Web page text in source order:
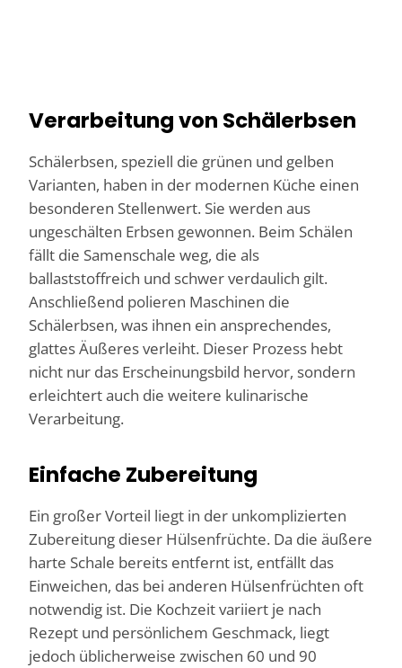
Verarbeitung von Schälerbsen
Schälerbsen, speziell die grünen und gelben
Varianten, haben in der modernen Küche einen
besonderen Stellenwert. Sie werden aus
ungeschälten Erbsen gewonnen. Beim Schälen
fällt die Samenschale weg, die als
ballaststoffreich und schwer verdaulich gilt.
Anschließend polieren Maschinen die
Schälerbsen, was ihnen ein ansprechendes,
glattes Äußeres verleiht. Dieser Prozess hebt
nicht nur das Erscheinungsbild hervor, sondern
erleichtert auch die weitere kulinarische
Verarbeitung.
Einfache Zubereitung
Ein großer Vorteil liegt in der unkomplizierten
Zubereitung dieser Hülsenfrüchte. Da die äußere
harte Schale bereits entfernt ist, entfällt das
Einweichen, das bei anderen Hülsenfrüchten oft
notwendig ist. Die Kochzeit variiert je nach
Rezept und persönlichem Geschmack, liegt
jedoch üblicherweise zwischen 60 und 90